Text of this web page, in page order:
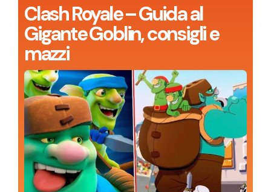
Clash Royale – Guida al
Gigante Goblin, consigli e
mazzi